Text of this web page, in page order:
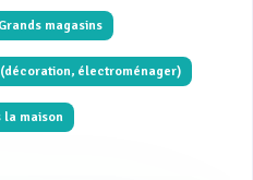
Grands magasins
électroménager)
la maison